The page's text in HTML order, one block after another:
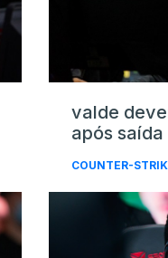
valde
após
COUNTER-